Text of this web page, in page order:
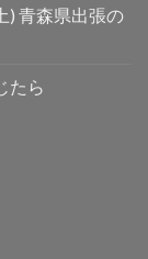
) 青森県出張の
たら